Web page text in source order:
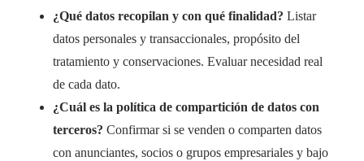
¿Qué datos recopilan y con qué finalidad? Listar
datos personales y transaccionales, propósito del
tratamiento y conservaciones. Evaluar necesidad real
de cada dato.
¿Cuál es la política de compartición de datos con
terceros? Confirmar si se venden o comparten datos
con anunciantes, socios o grupos empresariales y bajo